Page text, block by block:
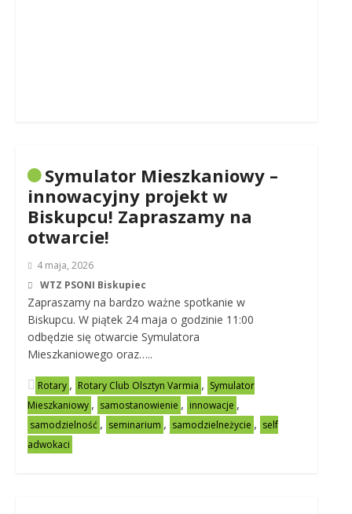
Symulator Mieszkaniowy –
innowacyjny projekt w
Biskupcu! Zapraszamy na
otwarcie!
4 maja, 2026
WTZ PSONI Biskupiec
Zapraszamy na bardzo ważne spotkanie w
Biskupcu. W piątek 24 maja o godzinie 11:00
odbędzie się otwarcie Symulatora
Mieszkaniowego oraz…..
Rotary , Rotary Club Olsztyn Varmia , Symulator
Mieszkaniowy , samostanowienie , innowacje ,
samodzielność , seminarium , samodzielneżycie , self
adwokaci